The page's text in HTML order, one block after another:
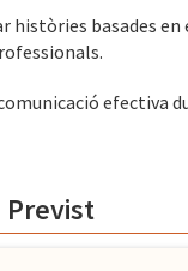
històries basades
efectiva
Previst